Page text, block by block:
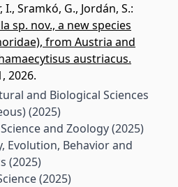
I., Sramkó, G., Jordán, S.:
sp. nov., a new species
from Austria and
austriacus.
2026.
and Biological Sciences
(2025)
and Zoology(2025)
Evolution, Behavior and
(2025)
(2025)